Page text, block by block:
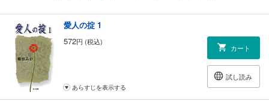
愛人の掟 1
572円 (税込)
カート
試し読み
あらすじを表示する